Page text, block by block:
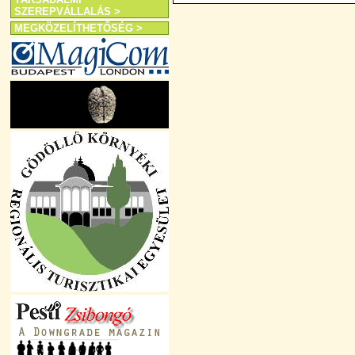
SZEREPVÁLLALÁS >
MEGKÖZELÍTHETŐSÉG >